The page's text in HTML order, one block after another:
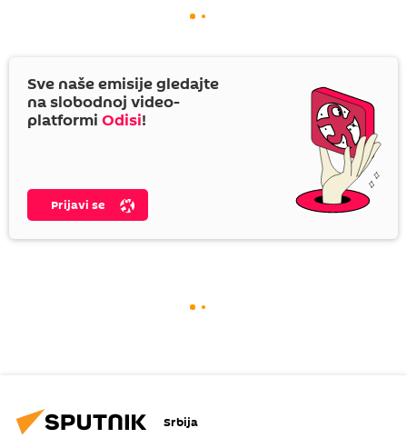
Sve naše emisije gledajte
na slobodnoj video-
platformi Odisi!
Prijavi se
Srbija